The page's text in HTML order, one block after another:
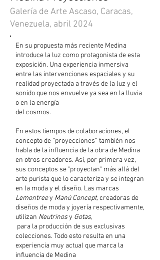
Galería de Arte Ascaso, Caracas,
Venezuela, abril 2024
En su propuesta más reciente Medina
introduce la luz como protagonista de esta
exposición. Una experiencia inmersiva
entre las intervenciones espaciales y su
realidad proyectada a través de la luz y el
sonido que nos envuelve ya sea en la lluvia
o en la energía
del cosmos.
En estos tiempos de colaboraciones, el
concepto de “proyecciones” también nos
habla de la influencia de la obra de Medina
en otros creadores. Así, por primera vez,
sus conceptos se "proyectan" más allá del
arte purista que lo caracteriza y se integran
en la moda y el diseño. Las marcas
Lemontreey Manú Concept, creadoras de
diseños de moda y joyería respectivamente,
utilizan Neutrinosy Gotas,
para la producción de sus exclusivas
colecciones. Todo esto resulta en una
experiencia muy actual que marca la
influencia de Medina